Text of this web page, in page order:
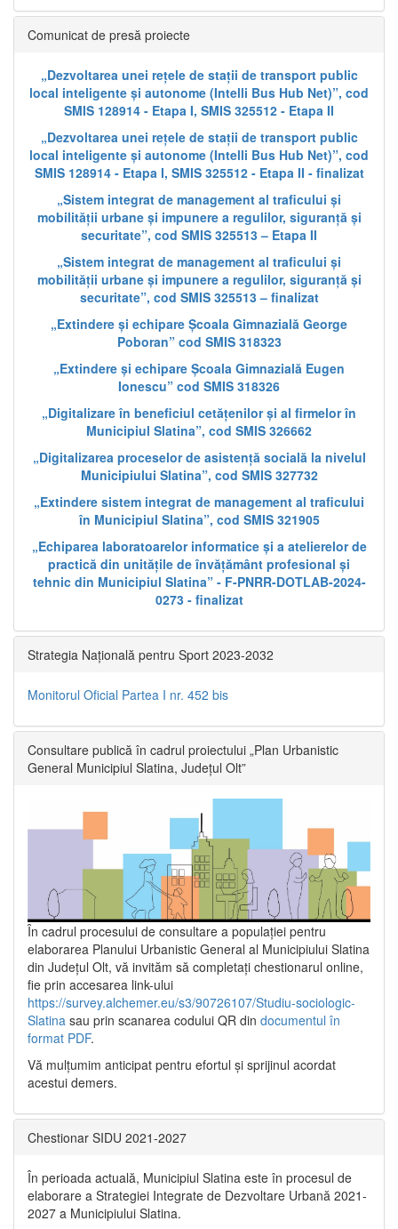
Comunicat de presă proiecte
„Dezvoltarea unei rețele de stații de transport public
local inteligente și autonome (Intelli Bus Hub Net)”, cod
SMIS 128914 - Etapa I, SMIS 325512 - Etapa II
„Dezvoltarea unei rețele de stații de transport public
local inteligente și autonome (Intelli Bus Hub Net)”, cod
SMIS 128914 - Etapa I, SMIS 325512 - Etapa II - finalizat
„Sistem integrat de management al traficului și
mobilității urbane și impunere a regulilor, siguranță și
securitate”, cod SMIS 325513 – Etapa II
„Sistem integrat de management al traficului și
mobilității urbane și impunere a regulilor, siguranță și
securitate”, cod SMIS 325513 – finalizat
„Extindere și echipare Școala Gimnazială George
Poboran” cod SMIS 318323
„Extindere și echipare Școala Gimnazială Eugen
Ionescu” cod SMIS 318326
„Digitalizare în beneficiul cetățenilor și al firmelor în
Municipiul Slatina”, cod SMIS 326662
„Digitalizarea proceselor de asistență socială la nivelul
Municipiului Slatina”, cod SMIS 327732
„Extindere sistem integrat de management al traficului
în Municipiul Slatina”, cod SMIS 321905
„Echiparea laboratoarelor informatice și a atelierelor de
practică din unitățile de învățământ profesional și
tehnic din Municipiul Slatina” - F-PNRR-DOTLAB-2024-
0273 - finalizat
Strategia Națională pentru Sport 2023-2032
Monitorul Oficial Partea I nr. 452 bis
Consultare publică în cadrul proiectului „Plan Urbanistic
General Municipiul Slatina, Județul Olt”
În cadrul procesului de consultare a populaţiei pentru
elaborarea Planului Urbanistic General al Municipiului Slatina
din Județul Olt, vă invităm să completați chestionarul online,
fie prin accesarea link-ului
https://survey.alchemer.eu/s3/90726107/Studiu-sociologic-
Slatina sau prin scanarea codului QR din documentul în
format PDF.
Vă mulţumim anticipat pentru efortul şi sprijinul acordat
acestui demers.
Chestionar SIDU 2021-2027
În perioada actuală, Municipiul Slatina este în procesul de
elaborare a Strategiei Integrate de Dezvoltare Urbană 2021‐
2027 a Municipiului Slatina.